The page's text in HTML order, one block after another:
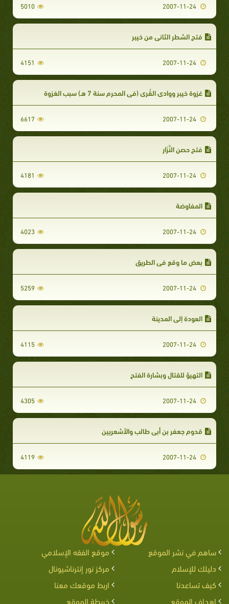
5010
فتح الشطر الثاني من خيبر‏
4151
غزوة خيبر ووادي القُري (‏في المحرم سنة 7 هـ‏)‏ سبب الغزوة
6617
فتح حصن النَّزَار‏
4181
المفاوضة‏‏
4023
بعض ما وقع في الطريق‏
5259
العودة إلى المدينة‏
4115
التهيؤ للقتال وبشارة الفتح‏‏
4305
قدوم جعفر بن أبي طالب والأشعريين‏‏
4119
ساهم في نشر الموقع
موقع الفقه الإسلامي
دليلك للإسلام
مركز نور إنترناشيونال
كيف تساعدنا
اربط موقعك معنا
اهداف الموقع
خريطة الموقع